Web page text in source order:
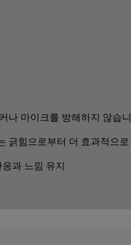
나 마이크를 방해하지 않습니
긁힘으로부터 더 효과적으로
과 느낌 유지